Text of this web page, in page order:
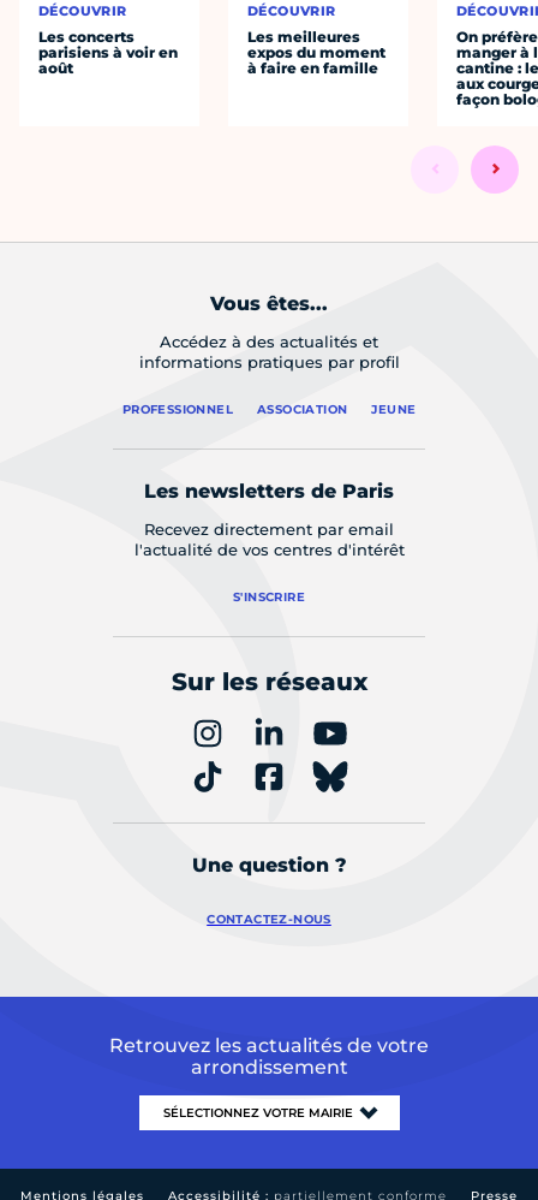
DÉCOUVRIR
Les concerts
parisiens à voir en
août
DÉCOUVRIR
Les meilleures
expos du moment
à faire en famille
On préfère
manger à
cantine :
aux
façon
Vous êtes...
Accédez à des actualités et
informations pratiques par profil
PROFESSIONNEL ASSOCIATION JEUNE
Les newsletters de Paris
Recevez directement par email
l'actualité de vos centres d'intérêt
S'INSCRIRE
Sur les réseaux
Une question ?
CONTACTEZ-NOUS
Retrouvez les actualités de votre
arrondissement
Mentions légales Accessibilité : partiellement conforme Presse